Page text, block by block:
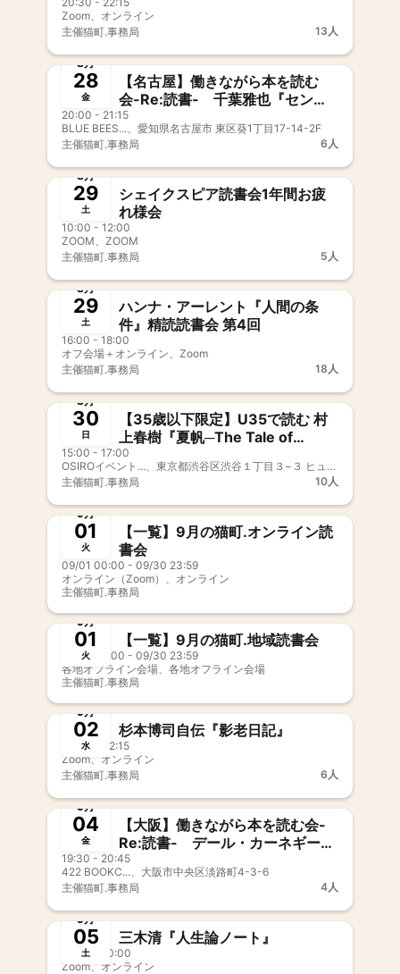
D・カーネギー『人を動かす』
Zoom、オンライン
主催猫町.事務局 13人
募集中
8月
28
金
【名古屋】働きながら本を読む
会-Re:読書- 千葉雅也『センス
の哲学』
20:00 - 21:15
BLUE BEES...、愛知県名古屋市 東区葵1丁目17-14-2F
主催猫町.事務局 6人
募集中
8月
29
土
シェイクスピア読書会1年間お疲
れ様会
10:00 - 12:00
ZOOM、ZOOM
主催猫町.事務局 5人
募集中
8月
29
土
ハンナ・アーレント『人間の条
件』精読読書会 第4回
16:00 - 18:00
オフ会場＋オンライン、Zoom
主催猫町.事務局 18人
募集中
8月
30
日
【35歳以下限定】U35で読む 村
上春樹『夏帆─The Tale of
KAHO─』｜U35 BOOK CLUB 東
京開催
15:00 - 17:00
OSIROイベント...、東京都渋谷区渋谷１丁目３−３ ヒューリック青山第二ビル 8階
主催猫町.事務局 10人
募集中
9月
01
火
【一覧】9月の猫町.オンライン読
書会
09/01 00:00 - 09/30 23:59
オンライン（Zoom）、オンライン
主催猫町.事務局
募集中
9月
01
火
【一覧】9月の猫町.地域読書会
09/01 00:00 - 09/30 23:59
各地オフライン会場、各地オフライン会場
主催猫町.事務局
募集中
9月
02
水
杉本博司自伝『影老日記』
20:30 - 22:15
Zoom、オンライン
主催猫町.事務局 6人
募集中
9月
04
金
【大阪】働きながら本を読む会-
Re:読書- デール・カーネギー
『人を動かす』
19:30 - 20:45
422 BOOKC...、大阪市中央区淡路町4-3-6
主催猫町.事務局 4人
募集中
9月
05
土
三木清『人生論ノート』
18:30 - 20:00
Zoom、オンライン